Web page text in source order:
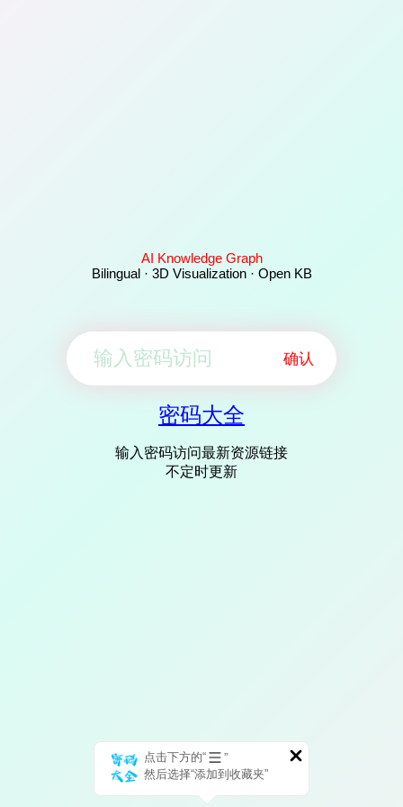
AI Knowledge Graph
Bilingual · 3D Visualization · Open KB
确认
密码大全
输入密码访问最新资源链接
不定时更新
点击下方的“
”
然后选择“添加到收藏夹”